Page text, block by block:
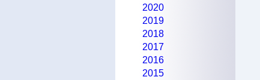
2020
2019
2018
2017
2016
2015